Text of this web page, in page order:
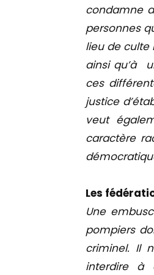
condamne
personnes
lieu de culte
ainsi qu’à
ces
justice
veut
caractère
Les
Une
pompiers
criminel. Il
interdire à